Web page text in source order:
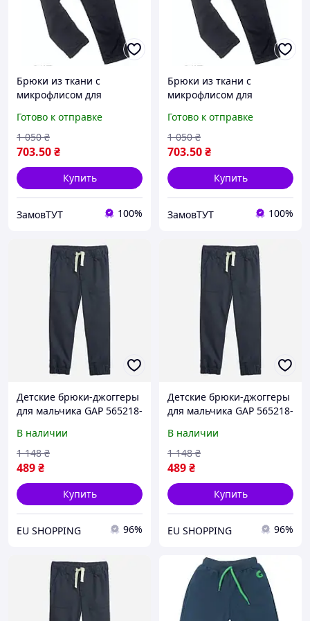
Брюки из ткани с
микрофлисом для
темно-синий
Готово к отправке
703.50₴
1 050 ₴
Купить
ЗамовТУТ 100%
Брюки из ткани с
микрофлисом для
темно-синий
Готово к отправке
703.50₴
1 050 ₴
Купить
ЗамовТУТ 100%
Детские брюки-джоггеры
для мальчика GAP 565218-
(1200119727679)
В наличии
489₴
1 148 ₴
Купить
EU SHOPPING 96%
Детские брюки-джоггеры
для мальчика GAP 565218-
(1200119727693)
В наличии
489₴
1 148 ₴
Купить
EU SHOPPING 96%